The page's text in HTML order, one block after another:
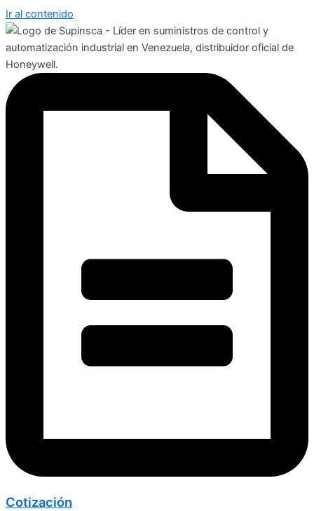
Ir al contenido
Cotización